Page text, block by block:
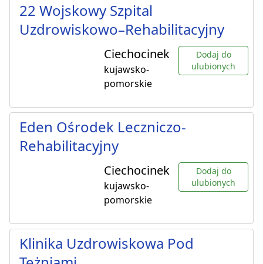
22 Wojskowy Szpital
Uzdrowiskowo–Rehabilitacyjny
Ciechocinek
kujawsko-
pomorskie
Dodaj do
ulubionych
Eden Ośrodek Leczniczo-
Rehabilitacyjny
Ciechocinek
kujawsko-
pomorskie
Dodaj do
ulubionych
Klinika Uzdrowiskowa Pod